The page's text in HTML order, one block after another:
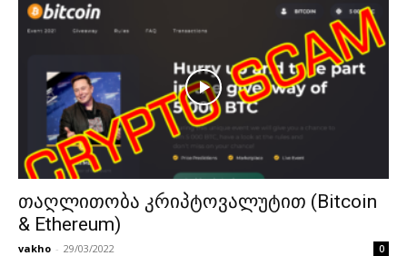
თაღლითობა კრიპტოვალუტით (Bitcoin
& Ethereum)
vakho - 29/03/2022 0